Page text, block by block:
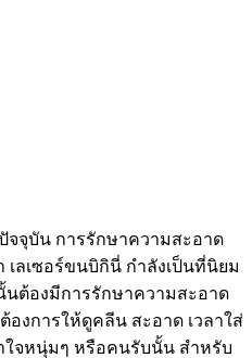
จจุบัน การรักษาความสะอาด
ลเซอร์ขนบิกินี่ กำลังเป็นที่นิยม
ต้องมีการรักษาความสะอาด
องการให้ดูคลีน สะอาด เวลาใส่
ใจหนุ่มๆ หรือคนรับนั้น สำหรับ